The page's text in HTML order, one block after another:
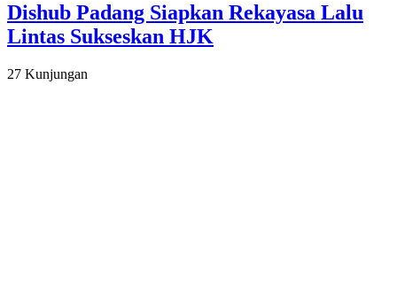
Dishub Padang Siapkan Rekayasa Lalu
Lintas Sukseskan HJK
27 Kunjungan